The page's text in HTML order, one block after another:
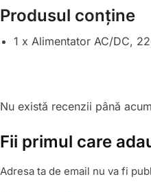
Produsul conține
1 x Alimentator AC/DC,
Nu există recenzii până
Fii primul care
Adresa ta de email nu va fi